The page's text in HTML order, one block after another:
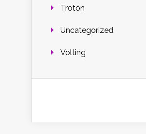
Trotón
Uncategorized
Volting